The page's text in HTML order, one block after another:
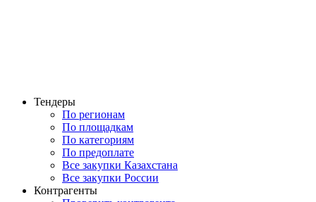
Тендеры
По регионам
По площадкам
По категориям
По предоплате
Все закупки Казахстана
Все закупки России
Контрагенты